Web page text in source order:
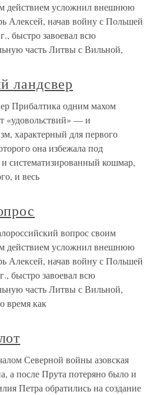
действием усложнил внешнюю
Алексей, начав войну с Польшей
быстро завоевал всю
часть Литвы с Вильной,
ландсвер
Прибалтика одним махом
«удовольствий» — и
характерный для первого
она избежала под
систематизированный кошмар,
и весь
вопрос своим
действием усложнил внешнюю
Алексей, начав войну с Польшей
быстро завоевал всю
часть Литвы с Вильной,
время как
Северной войны азовская
а после Прута потеряно было и
Петра обратились на создание